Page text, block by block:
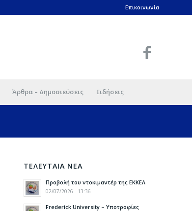
Επικοινωνία
Άρθρα – Δημοσιεύσεις Ειδήσεις
ΤΕΛΕΥΤΑΙΑ ΝΕΑ
Προβολή του ντοκιμαντέρ της ΕΚΚΕΛ
02/07/2026 - 13:36
Frederick University – Υποτροφίες